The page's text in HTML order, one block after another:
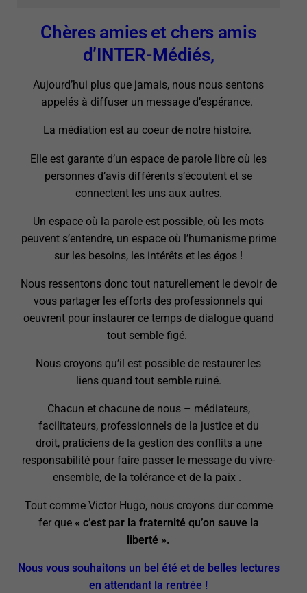
Chères amies et chers amis
d’INTER-Médiés,
Aujourd’hui plus que jamais, nous nous sentons
appelés à diffuser un message d’espérance.
La médiation est au coeur de notre histoire.
Elle est garante d’un espace de parole libre où les
personnes d’avis différents s’écoutent et se
connectent les uns aux autres.
Un espace où la parole est possible, où les mots
peuvent s’entendre, un espace où l’humanisme prime
sur les besoins, les intérêts et les égos !
Nous ressentons donc tout naturellement le devoir de
vous partager les efforts des professionnels qui
oeuvrent pour instaurer ce temps de dialogue quand
tout semble figé.
Nous croyons qu’il est possible de restaurer les
liens quand tout semble ruiné.
Chacun et chacune de nous – médiateurs,
facilitateurs, professionnels de la justice et du
droit, praticiens de la gestion des conflits a une
responsabilité pour faire passer le message du vivre-
ensemble, de la tolérance et de la paix .
Tout comme Victor Hugo, nous croyons dur comme
fer que « c’est par la fraternité qu’on sauve la
liberté ».
Nous vous souhaitons un bel été et de belles lectures
en attendant la rentrée !